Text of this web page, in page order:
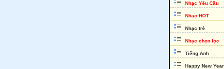
Nhạc Yêu Cầu
Nhạc HOT
Nhạc trẻ
Nhạc chọn lọc
Tiếng Anh
Happy New Year